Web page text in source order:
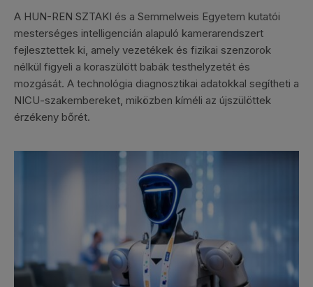
A HUN-REN SZTAKI és a Semmelweis Egyetem kutatói
mesterséges intelligencián alapuló kamerarendszert
fejlesztettek ki, amely vezetékek és fizikai szenzorok
nélkül figyeli a koraszülött babák testhelyzetét és
mozgását. A technológia diagnosztikai adatokkal segítheti a
NICU-szakembereket, miközben kíméli az újszülöttek
érzékeny bőrét.